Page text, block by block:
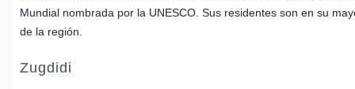
Mundial nombrada por la UNESCO. Sus residentes son en su
de la región.
Zugdidi